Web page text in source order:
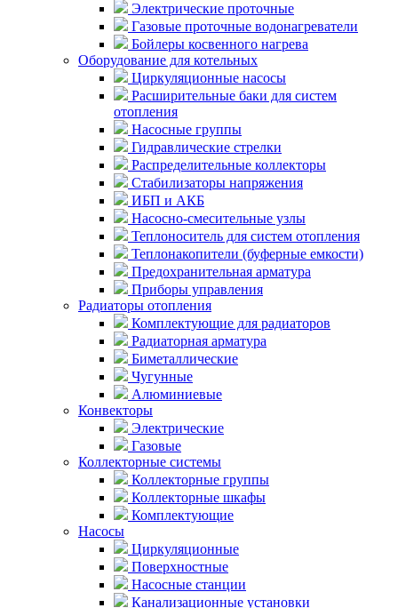
Электрические проточные
Газовые проточные водонагреватели
Бойлеры косвенного нагрева
Оборудование для котельных
Циркуляционные насосы
Расширительные баки для систем
отопления
Насосные группы
Гидравлические стрелки
Распределительные коллекторы
Стабилизаторы напряжения
ИБП и АКБ
Насосно-смесительные узлы
Теплоноситель для систем отопления
Теплонакопители (буферные емкости)
Предохранительная арматура
Приборы управления
Радиаторы отопления
Комплектующие для радиаторов
Радиаторная арматура
Биметаллические
Чугунные
Алюминиевые
Конвекторы
Электрические
Газовые
Коллекторные системы
Коллекторные группы
Коллекторные шкафы
Комплектующие
Насосы
Циркуляционные
Поверхностные
Насосные станции
Канализационные установки